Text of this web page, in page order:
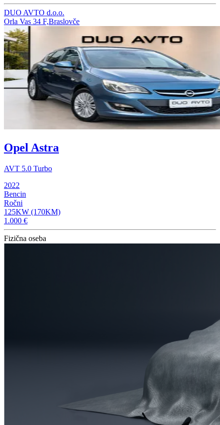
DUO AVTO d.o.o.
Orla Vas 34 F,Braslovče
Opel Astra
AVT 5.0 Turbo
2022
Bencin
Ročni
125KW (170KM)
1.000 €
Fizična oseba